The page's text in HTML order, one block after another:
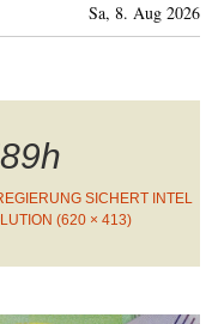
Sa, 8. Aug 2026
SICHERT INTEL
(620 × 413)